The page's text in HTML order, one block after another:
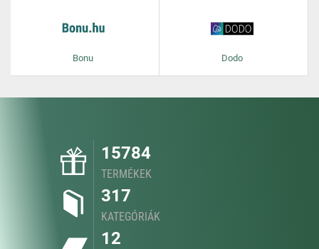
Bonu Dodo
15784
TERMÉKEK
317
KATEGÓRIÁK
12